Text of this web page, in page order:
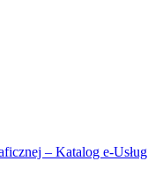
– Katalog e-Usług